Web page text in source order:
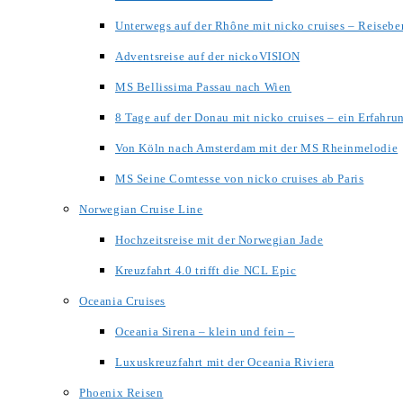
Unterwegs auf der Rhône mit nicko cruises –
Adventsreise auf der nickoVISION
MS Bellissima Passau nach Wien
8 Tage auf der Donau mit nicko cruises – ein
Von Köln nach Amsterdam mit der MS Rheinmelodie
MS Seine Comtesse von nicko cruises ab Paris
Norwegian Cruise Line
Hochzeitsreise mit der Norwegian Jade
Kreuzfahrt 4.0 trifft die NCL Epic
Oceania Cruises
Oceania Sirena – klein und fein –
Luxuskreuzfahrt mit der Oceania Riviera
Phoenix Reisen